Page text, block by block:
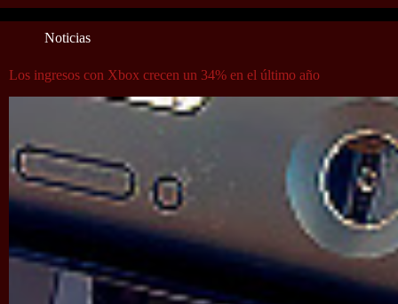
Noticias
Los ingresos con Xbox crecen un 34% en el último año